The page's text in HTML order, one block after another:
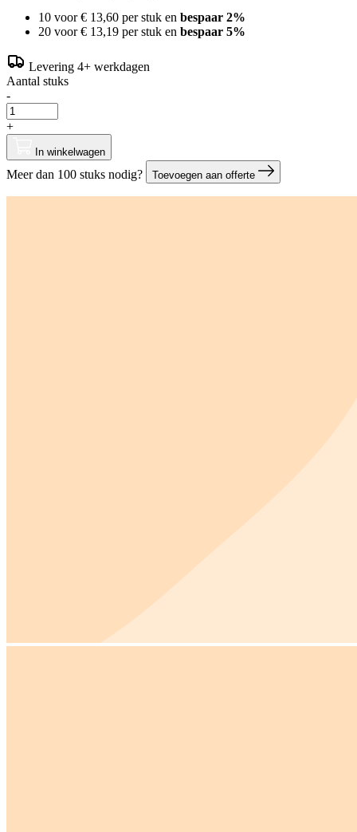
10 voor€ 13,60 per stuk en bespaar 2%
20 voor€ 13,19 per stuk en bespaar 5%
Levering 4+ werkdagen
Aantal stuks
-
+
In winkelwagen
Meer dan 100 stuks nodig? Toevoegen aan offerte